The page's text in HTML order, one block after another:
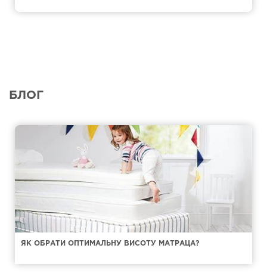
БЛОГ
ЯК ОБРАТИ ОПТИМАЛЬНУ ВИСОТУ МАТРАЦА?